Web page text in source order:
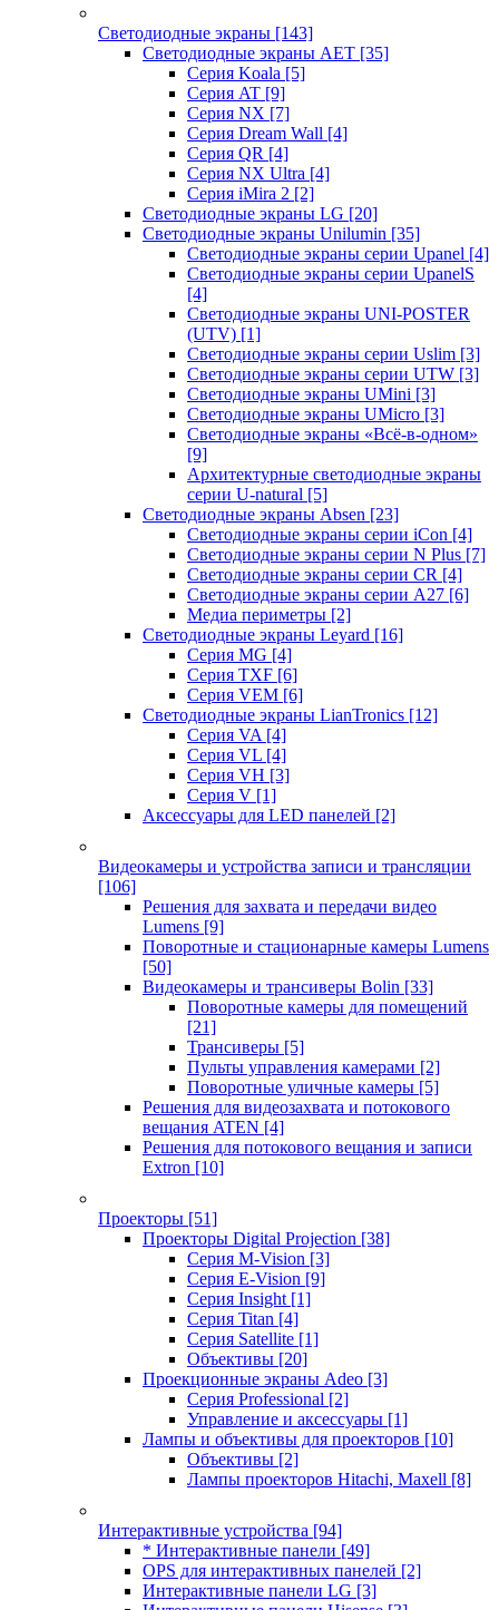
Светодиодные экраны [143]
Светодиодные экраны AET [35]
Cерия Koala [5]
Серия AT [9]
Серия NX [7]
Серия Dream Wall [4]
Серия QR [4]
Серия NX Ultra [4]
Серия iMira 2 [2]
Светодиодные экраны LG [20]
Светодиодные экраны Unilumin [35]
Светодиодные экраны серии Upanel [4]
Светодиодные экраны серии UpanelS
[4]
Светодиодные экраны UNI-POSTER
(UTV) [1]
Светодиодные экраны серии Uslim [3]
Светодиодные экраны серии UTW [3]
Светодиодные экраны UMini [3]
Светодиодные экраны UMicro [3]
Светодиодные экраны «Всё-в-одном»
[9]
Архитектурные светодиодные экраны
серии U-natural [5]
Светодиодные экраны Absen [23]
Светодиодные экраны серии iCon [4]
Светодиодные экраны серии N Plus [7]
Светодиодные экраны серии CR [4]
Светодиодные экраны серии А27 [6]
Медиа периметры [2]
Светодиодные экраны Leyard [16]
Серия MG [4]
Серия TXF [6]
Серия VEM [6]
Светодиодные экраны LianTronics [12]
Серия VA [4]
Серия VL [4]
Серия VH [3]
Серия V [1]
Аксессуары для LED панелей [2]
Видеокамеры и устройства записи и трансляции
[106]
Решения для захвата и передачи видео
Lumens [9]
Поворотные и стационарные камеры Lumens
[50]
Видеокамеры и трансиверы Bolin [33]
Поворотные камеры для помещений
[21]
Трансиверы [5]
Пульты управления камерами [2]
Поворотные уличные камеры [5]
Решения для видеозахвата и потокового
вещания ATEN [4]
Решения для потокового вещания и записи
Extron [10]
Проекторы [51]
Проекторы Digital Projection [38]
Серия M-Vision [3]
Серия E-Vision [9]
Серия Insight [1]
Серия Titan [4]
Серия Satellite [1]
Объективы [20]
Проекционные экраны Adeo [3]
Серия Professional [2]
Управление и аксессуары [1]
Лампы и объективы для проекторов [10]
Объективы [2]
Лампы проекторов Hitachi, Maxell [8]
Интерактивные устройства [94]
* Интерактивные панели [49]
OPS для интерактивных панелей [2]
Интерактивные панели LG [3]